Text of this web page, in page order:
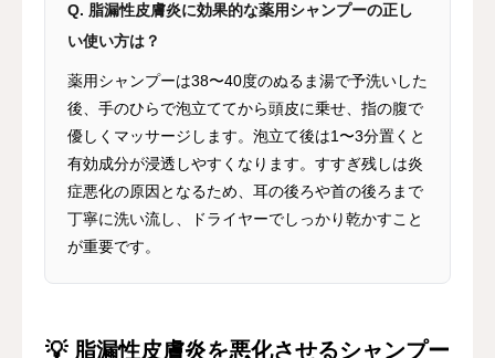
Q. 脂漏性皮膚炎に効果的な薬用シャンプーの正し
い使い方は？
薬用シャンプーは38〜40度のぬるま湯で予洗いした
後、手のひらで泡立ててから頭皮に乗せ、指の腹で
優しくマッサージします。泡立て後は1〜3分置くと
有効成分が浸透しやすくなります。すすぎ残しは炎
症悪化の原因となるため、耳の後ろや首の後ろまで
丁寧に洗い流し、ドライヤーでしっかり乾かすこと
が重要です。
💡 脂漏性皮膚炎を悪化させるシャンプー